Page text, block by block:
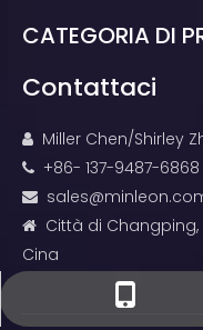
CATEGORIA DI
Contattaci
 Miller Chen/Shirley
 +86- 137-9487-6868


Città di
Cina